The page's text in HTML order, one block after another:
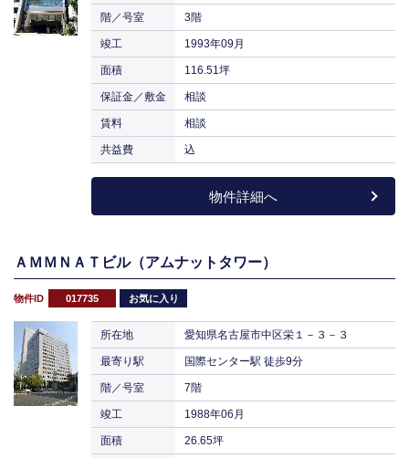
階／号室 3階
竣工 1993年09月
面積 116.51坪
保証金／敷金 相談
賃料 相談
共益費 込
物件詳細へ
ＡＭＭＮＡＴビル（アムナットタワー）
物件ID 017735 お気に入り
所在地 愛知県名古屋市中区栄１－３－３
最寄り駅 国際センター駅 徒歩9分
階／号室 7階
竣工 1988年06月
面積 26.65坪